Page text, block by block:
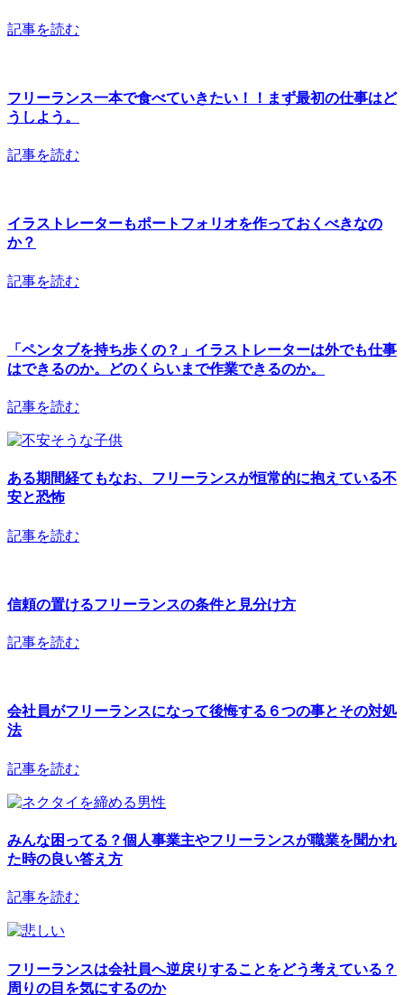
記事を読む
フリーランス一本で食べていきたい！！まず最初の仕事はど
うしよう。
記事を読む
イラストレーターもポートフォリオを作っておくべきなの
か？
記事を読む
「ペンタブを持ち歩くの？」イラストレーターは外でも仕事
はできるのか。どのくらいまで作業できるのか。
記事を読む
ある期間経てもなお、フリーランスが恒常的に抱えている不
安と恐怖
記事を読む
信頼の置けるフリーランスの条件と見分け方
記事を読む
会社員がフリーランスになって後悔する６つの事とその対処
法
記事を読む
みんな困ってる？個人事業主やフリーランスが職業を聞かれ
た時の良い答え方
記事を読む
フリーランスは会社員へ逆戻りすることをどう考えている？
周りの目を気にするのか